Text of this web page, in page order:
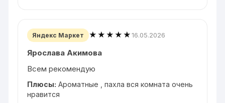
Яндекс Маркет ★★★★★16.05.2026
Ярослава Акимова
Всем рекомендую
Плюсы: Ароматные , пахла вся комната очень
нравится